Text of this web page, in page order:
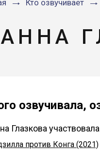
Мультфильмов
Кто озвучивает
АННА
озвучивала,
Глазкова
против Конга (2021)